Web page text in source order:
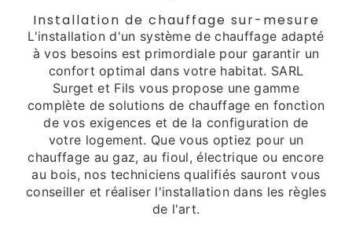
Installation de chauffage sur-mesure
L'installation d'un système de chauffage adapté
à vos besoins est primordiale pour garantir un
confort optimal dans votre habitat. SARL
Surget et Fils vous propose une gamme
complète de solutions de chauffage en fonction
de vos exigences et de la configuration de
votre logement. Que vous optiez pour un
chauffage au gaz, au fioul, électrique ou encore
au bois, nos techniciens qualifiés sauront vous
conseiller et réaliser l'installation dans les règles
de l'art.